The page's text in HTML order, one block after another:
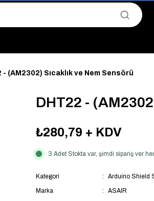
Siparişlerde Aynı Gün Kargo Avantajı!
ile Stoktan Hemen Teslim."
Satış Avantajını Kaçırmayın!"
Önceliği ve Proje Fiyatları."
- (AM2302) Sıcaklık ve Nem Sensörü
DHT22 -
₺280,79 + KDV
3 Adet Stokta var, şimdi sipariş ver
Kategori
Arduino Shield
Marka
ASAIR